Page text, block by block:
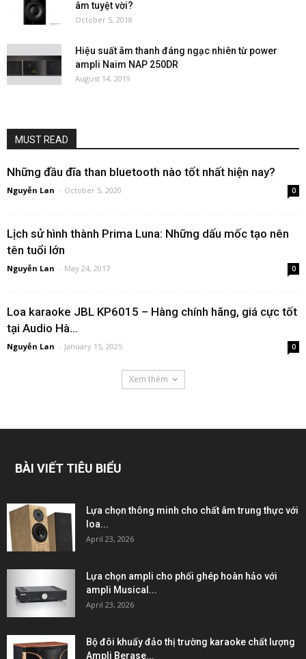
âm tuyệt vời?
October 5, 2018
Hiệu suất âm thanh đáng ngạc nhiên từ power
ampli Naim NAP 250DR
August 14, 2019
MUST READ
Những đầu đĩa than bluetooth nào tốt nhất hiện nay?
Nguyễn Lan - October 5, 2020 0
Lịch sử hình thành Prima Luna: Những dấu mốc tạo nên
tên tuổi lớn
Nguyễn Lan - May 24, 2017 0
Loa karaoke JBL KP6015 – Hàng chính hãng, giá cực tốt
tại Audio Hà...
Nguyễn Lan - January 15, 2025 0
Xem thêm
BÀI VIẾT TIÊU BIỂU
Lựa chọn thông minh cho chất âm trung thực với
loa...
April 23, 2026
Lựa chọn ampli cho phối ghép hoàn hảo với
ampli Musical...
April 23, 2026
Bộ đôi khuấy đảo thị trường karaoke chất lượng
Ampli Berase...